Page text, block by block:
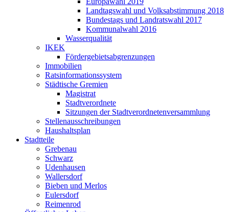
Landtagswahl und Volksabstimmung 2018
Bundestags und Landratswahl 2017
Kommunalwahl 2016
Wasserqualität
IKEK
Fördergebietsabgrenzungen
Immobilien
Ratsinformationssystem
Städtische Gremien
Magistrat
Stadtverordnete
Sitzungen der Stadtverordnetenversammlung
Stellenausschreibungen
Haushaltsplan
Stadtteile
Grebenau
Schwarz
Udenhausen
Wallersdorf
Bieben und Merlos
Eulersdorf
Reimenrod